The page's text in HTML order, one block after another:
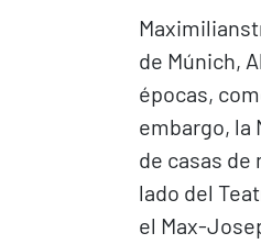
de Múnich,
épocas,
embargo, la
de casas de
lado del
el Max-